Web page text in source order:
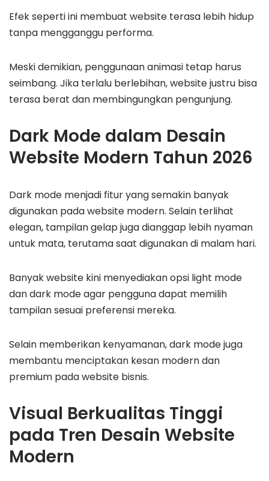
Efek seperti ini membuat website terasa lebih hidup
tanpa mengganggu performa.
Meski demikian, penggunaan animasi tetap harus
seimbang. Jika terlalu berlebihan, website justru bisa
terasa berat dan membingungkan pengunjung.
Dark Mode dalam Desain
Website Modern Tahun 2026
Dark mode menjadi fitur yang semakin banyak
digunakan pada website modern. Selain terlihat
elegan, tampilan gelap juga dianggap lebih nyaman
untuk mata, terutama saat digunakan di malam hari.
Banyak website kini menyediakan opsi light mode
dan dark mode agar pengguna dapat memilih
tampilan sesuai preferensi mereka.
Selain memberikan kenyamanan, dark mode juga
membantu menciptakan kesan modern dan
premium pada website bisnis.
Visual Berkualitas Tinggi
pada Tren Desain Website
Modern